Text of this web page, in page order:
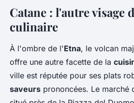
Catane : l'autre visage
culinaire
À l'ombre de l'Etna, le volcan
offre une autre facette de la
ville est réputée pour ses plats
saveurs prononcées. Le marché